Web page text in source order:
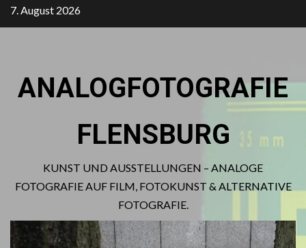
Zum
Inhalt
7. August 2026
ANALOGFOTOGRAFIE
FLENSBURG
KUNST UND AUSSTELLUNGEN – ANALOGE
FOTOGRAFIE AUF FILM, FOTOKUNST & ALTERNATIVE
FOTOGRAFIE.